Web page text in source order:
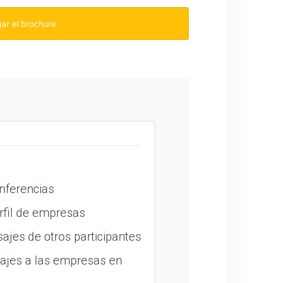
el brochure
de empresas
de otros participantes
a las empresas en